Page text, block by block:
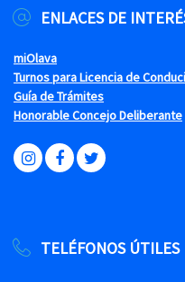
ENLACES DE
miOlava
Turnos para Licencia de
Guía de Trámites
Honorable Concejo Deliberante
TELÉFONOS ÚTILES